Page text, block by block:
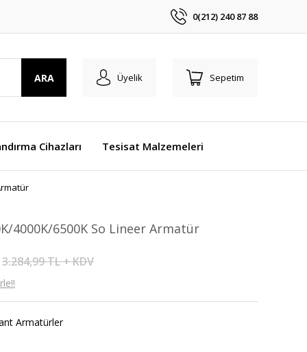
0(212) 240 87 88
ARA Üyelik Sepetim
Cihazları Tesisat Malzemeleri
4000K/6500K So Lineer Armatür
3.284,99 TL + KDV
Armatürler